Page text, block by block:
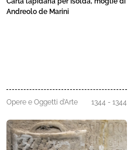
Andreolo de Marini
Opere e Oggetti d'Arte 1344 - 1344